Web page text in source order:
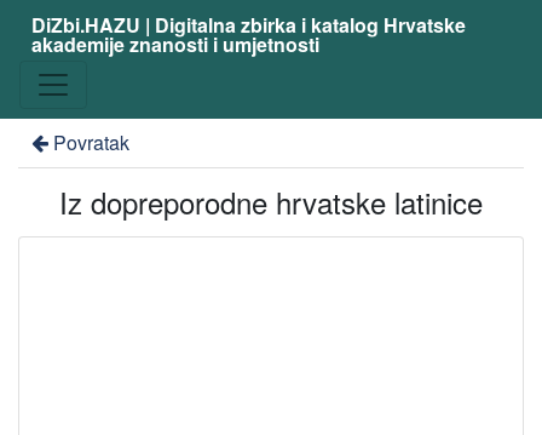
DiZbi.HAZU | Digitalna zbirka i katalog Hrvatske
akademije znanosti i umjetnosti
Povratak
Iz dopreporodne hrvatske latinice